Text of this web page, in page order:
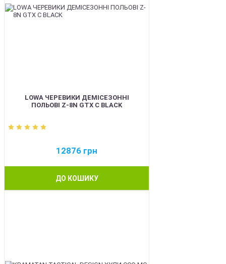
LOWA ЧЕРЕВИКИ ДЕМІСЕЗОННІ
ПОЛЬОВІ Z-8N GTX C BLACK
12876 грн
ДО КОШИКУ